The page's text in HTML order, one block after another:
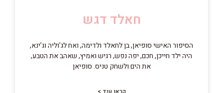
חאלד דגש
הסיפור האישי סופיאן, בן לחאלד ולדימה, ואח לג’וליה וג’ינא,
היה ילד חייכן, חכם, יפה נפש, רגיש ואמיץ, שאהב את הטבע,
את הים ולשחק טניס. סופיאן